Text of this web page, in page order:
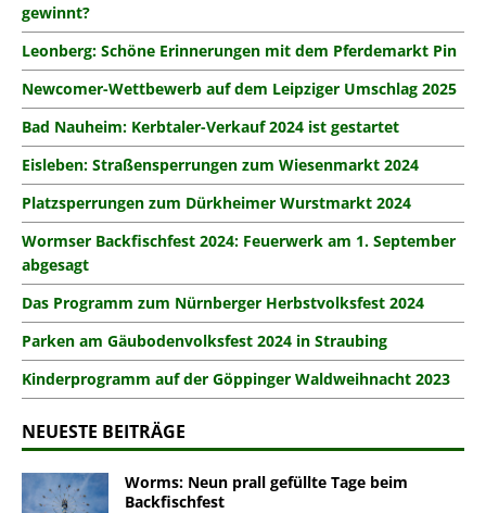
gewinnt?
Leonberg: Schöne Erinnerungen mit dem Pferdemarkt Pin
Newcomer-Wettbewerb auf dem Leipziger Umschlag 2025
Bad Nauheim: Kerbtaler-Verkauf 2024 ist gestartet
Eisleben: Straßensperrungen zum Wiesenmarkt 2024
Platzsperrungen zum Dürkheimer Wurstmarkt 2024
Wormser Backfischfest 2024: Feuerwerk am 1. September
abgesagt
Das Programm zum Nürnberger Herbstvolksfest 2024
Parken am Gäubodenvolksfest 2024 in Straubing
Kinderprogramm auf der Göppinger Waldweihnacht 2023
NEUESTE BEITRÄGE
Worms: Neun prall gefüllte Tage beim
Backfischfest